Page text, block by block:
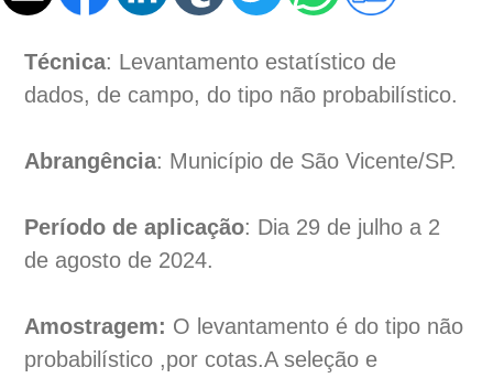
Técnica: Levantamento estatístico de
dados, de campo, do tipo não probabilístico.
Abrangência: Município de São Vicente/SP.
Período de aplicação: Dia 29 de julho a 2
de agosto de 2024.
Amostragem: O levantamento é do tipo não
probabilístico ,por cotas.A seleção e